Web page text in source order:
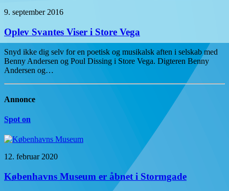
9. september 2016
Oplev Svantes Viser i Store Vega
Snyd ikke dig selv for en poetisk og musikalsk aften i selskab med
Benny Andersen og Poul Dissing i Store Vega. Digteren Benny
Andersen og…
Annonce
Spot on
12. februar 2020
Københavns Museum er åbnet i Stormgade